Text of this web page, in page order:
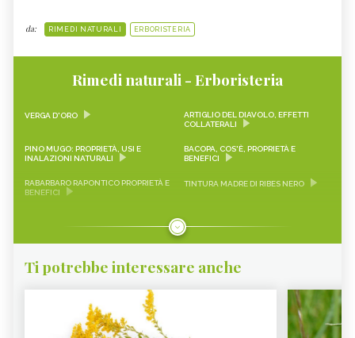
da: RIMEDI NATURALI ERBORISTERIA
Rimedi naturali - Erboristeria
VERGA D'ORO
ARTIGLIO DEL DIAVOLO, EFFETTI
COLLATERALI
PINO MUGO: PROPRIETÀ, USI E
INALAZIONI NATURALI
BACOPA, COS'È, PROPRIETÀ E
BENEFICI
RABARBARO RAPONTICO PROPRIETÀ E
BENEFICI
TINTURA MADRE DI RIBES NERO
KARKADÈ
ERICA - CURE-NATURALI.IT
Ti potrebbe interessare anche